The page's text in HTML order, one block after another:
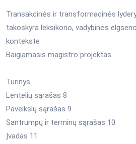
Transakcinės ir transformacinės
takoskyra leksikono, vadybinės
kontekste
Baigiamasis magistro projektas
Turinys
Lentelių sąrašas 8
Paveikslų sąrašas 9
Santrumpų ir terminų sąrašas 10
Įvadas 11